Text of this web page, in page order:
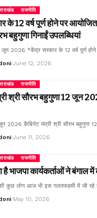
राजनीति
के 12 वर्ष पूर्ण होने पर आयोजित
बहुगुणा गिनाईं उपलब्धियां
जून 2026 *केंद्र सरकार के 12 वर्ष पूर्ण
June 12, 2026
राजनीति
श्री सौरभ बहुगुणा 12 जून
जून 2026 कैबिनेट मंत्री श्री सौरभ
June 11, 2026
राजनीति
भाजपा कार्यकर्ताओं ने बंगाल
कुछ लोग आज भी इस गलतफहमी में जी
May 10, 2026